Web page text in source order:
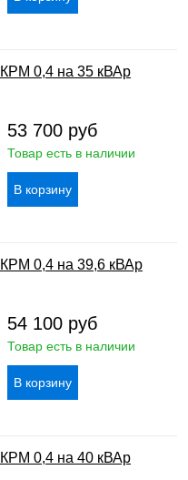
0,4 на 35 кВАр
53 700 руб
Товар есть в наличии
0,4 на 39,6 кВАр
54 100 руб
Товар есть в наличии
0,4 на 40 кВАр